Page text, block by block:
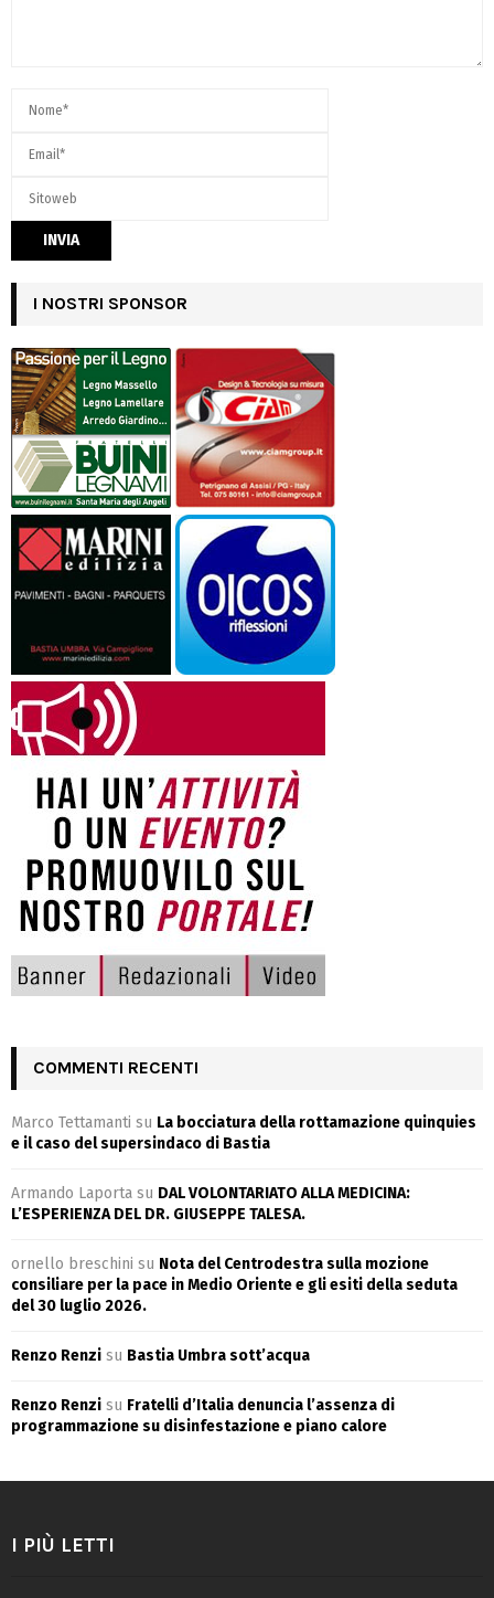
I NOSTRI SPONSOR
COMMENTI RECENTI
Marco Tettamanti su La bocciatura della rottamazione quinquies
e il caso del supersindaco di Bastia
Armando Laporta su DAL VOLONTARIATO ALLA MEDICINA:
L’ESPERIENZA DEL DR. GIUSEPPE TALESA.
ornello breschini su Nota del Centrodestra sulla mozione
consiliare per la pace in Medio Oriente e gli esiti della seduta
del 30 luglio 2026.
Renzo Renzi su Bastia Umbra sott’acqua
Renzo Renzi su Fratelli d’Italia denuncia l’assenza di
programmazione su disinfestazione e piano calore
I PIÙ LETTI